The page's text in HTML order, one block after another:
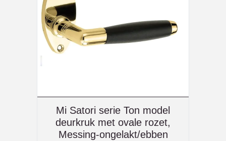
Mi Satori serie Ton model
deurkruk met ovale rozet,
Messing-ongelakt/ebben